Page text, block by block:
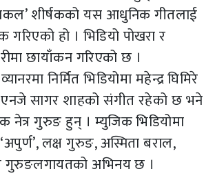
शीर्षकको यस आधुनिक गीतलाई
गरिएको हो । भिडियो पोखरा र
छायाँकन गरिएको छ ।
निर्मित भिडियोमा महेन्द्र घिमिरे
एनजे सागर शाहको संगीत रहेको छ भने
नेत्र गुरुङ हुन् । म्युजिक भिडियोमा
‘अपुर्ण’, लक्ष गुरुङ, अस्मिता बराल,
गुरुङलगायतको अभिनय छ ।